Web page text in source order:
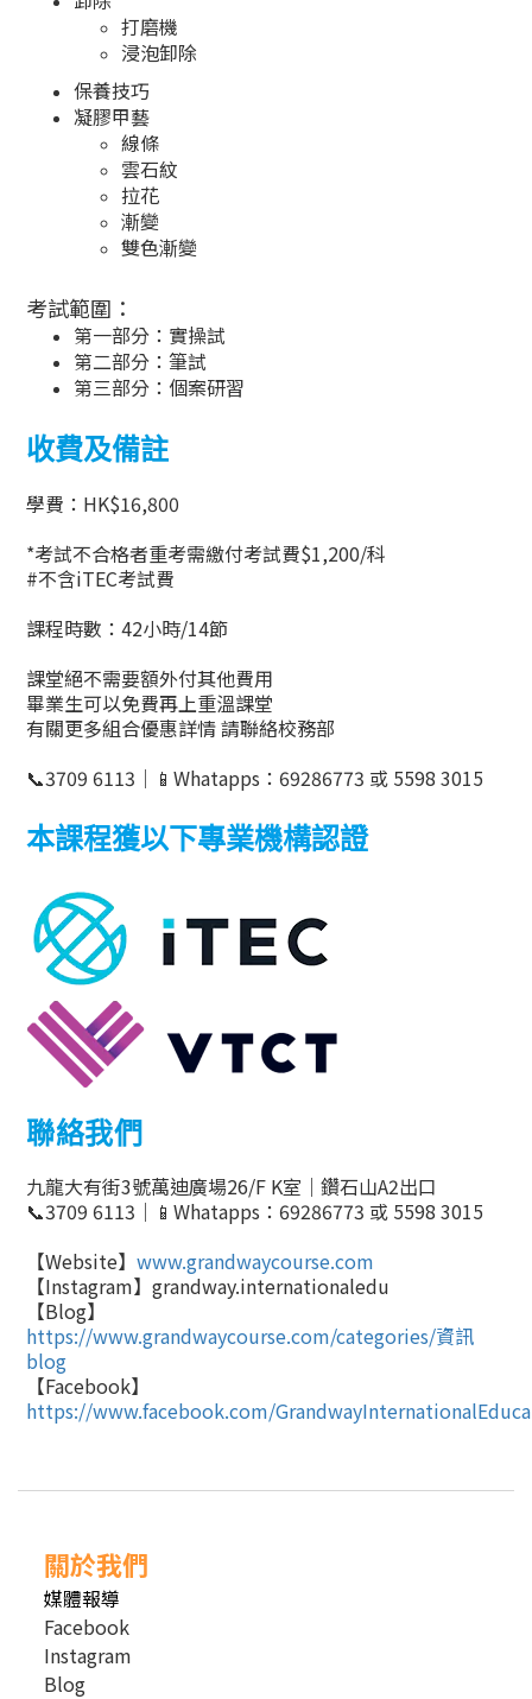
打磨機
浸泡卸除
保養技巧
凝膠甲藝
線條
雲石紋
拉花
漸變
雙色漸變
考試範圍：
第一部分：實操試
第二部分：筆試
第三部分：個案研習
收費及備註
學費： HK$16,800
*考試不合格者重考需繳付考試費$1,200/科
#不含iTEC考試費
課程時數：42小時/14節
課堂絕不需要額外付其他費用
畢業生可以免費再上重溫課堂
有關更多組合優惠詳情請聯絡校務部
📞3709 6113 ｜ 📱 Whatapps ： 69286773 或 5598 3015
本課程獲以下專業機構認證
聯絡我們
九龍大有街3號萬迪廣場26/F K室 ｜鑽石山A2出口
📞3709 6113 ｜ 📱 Whatapps ： 69286773 或 5598 3015
【Website】 www.grandwaycourse.com
【Instagram】 grandway.internationaledu
【Blog】
https://www.grandwaycourse.com/categories/資訊
blog
【Facebook】
https://www.facebook.com/
關於我們
媒體報導
Facebook
Instagram
Blog